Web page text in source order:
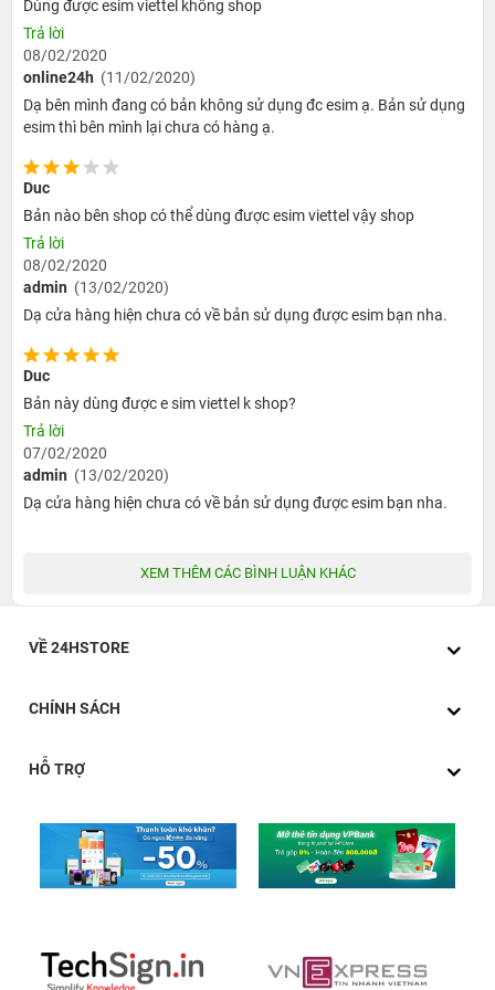
cùng đẹp và lạ mắt. Có 4 màu cơ bản để người dùng có
thể lựa chọn, cụ thể là đen, bạc, vàng và hồng. Phần dây
đeo có lỗ bấm nhỏ, giúp chiếc smartwatch có thể phù
hợp với mọi kích cỡ tay, nêu bật lên phong cách từng cá
nhân.
Nút bấm: Nút điều khiển (tức Digital Crown) được đặt
bên một cạnh đồng hồ tạo cảm giác chắc chắn hơn so
với các phiên bản tiền nhiệm (tức Series 2 và Series 1).
Tấm nền OLED trên thiết bị với cường độ sáng màn hình
lên tới 1000nit, hoạt động mạnh mẽ cho khả năng hiển
thị thông tin hình ảnh sắc nét và chân thật.
1.2. Cấu hình khủng, hiệu năng mạnh mẽ
Hệ điều hành WatchOS
nâng cấp tích hợp hệ điều hành WatchOS mới nhất kèm
theo tính năng hỗ trợ Gymkit giúp người dùng có thể theo
dõi các vận động thể thao trong ngày một cách dễ dàng
nhất, đồng thời mặt màn hình cũng hiển thị các nội dung
Bộ xử lý: Với bộ xử lý 2 nhân, dòng Series 3 cho hiệu
mà hơn. Bộ nhớ 8GB cho phép người dùng lưu trữ thoả
Dùng được esim viettel không shop
Trả lời
08/02/2020
online24h (11/02/2020)
Dạ bên mình đang có bản không sử dụng đc esim ạ. Bản sử dụng
esim thì bên mình lại chưa có hàng ạ.
Duc
Bản nào bên shop có thể dùng được esim viettel vậy shop
Trả lời
08/02/2020
admin (13/02/2020)
Dạ cửa hàng hiện chưa có về bản sử dụng được esim bạn nha.
Duc
Bản này dùng được e sim viettel k shop?
Trả lời
07/02/2020
admin (13/02/2020)
Dạ cửa hàng hiện chưa có về bản sử dụng được esim bạn nha.
XEM THÊM CÁC BÌNH LUẬN KHÁC
VỀ 24HSTORE
CHÍNH SÁCH
HỖ TRỢ